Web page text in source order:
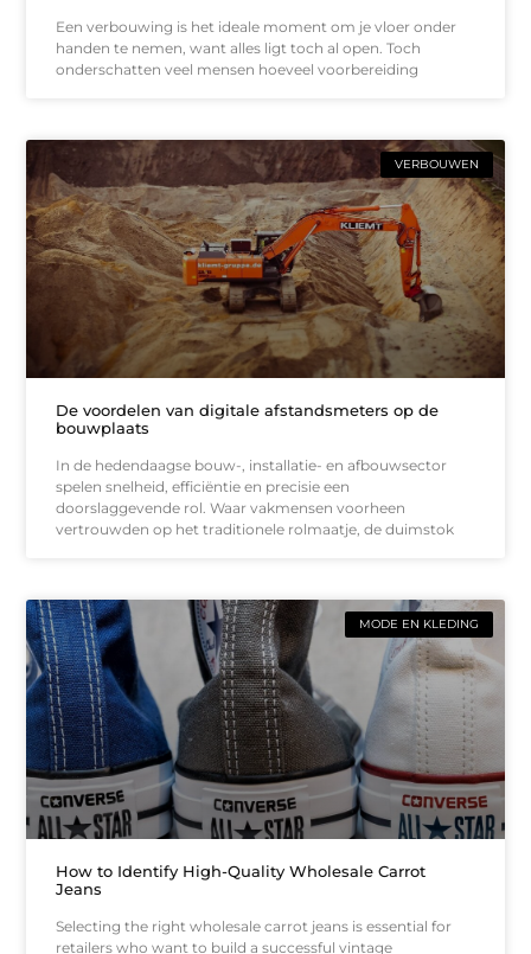
Een verbouwing is het ideale moment om je vloer onder
handen te nemen, want alles ligt toch al open. Toch
onderschatten veel mensen hoeveel voorbereiding
VERBOUWEN
De voordelen van digitale afstandsmeters op de
bouwplaats
In de hedendaagse bouw-, installatie- en afbouwsector
spelen snelheid, efficiëntie en precisie een
doorslaggevende rol. Waar vakmensen voorheen
vertrouwden op het traditionele rolmaatje, de duimstok
MODE EN KLEDING
How to Identify High-Quality Wholesale Carrot
Jeans
Selecting the right wholesale carrot jeans is essential for
retailers who want to build a successful vintage